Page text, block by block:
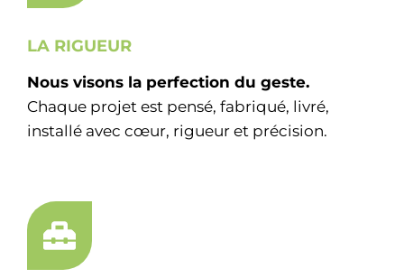
LA RIGUEUR
Nous visons la perfection du geste.
Chaque projet est pensé, fabriqué, livré,
installé avec cœur, rigueur et précision.